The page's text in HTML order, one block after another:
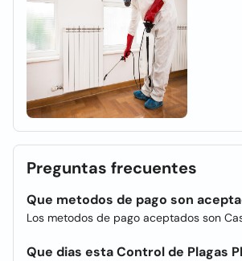
Preguntas frecuentes
Que metodos de pago son
Los metodos de pago aceptados son
Que dias esta Control de Plagas